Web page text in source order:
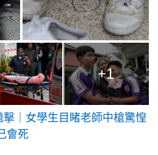
+1
擊｜女學生目睹老師中槍驚惶
會死